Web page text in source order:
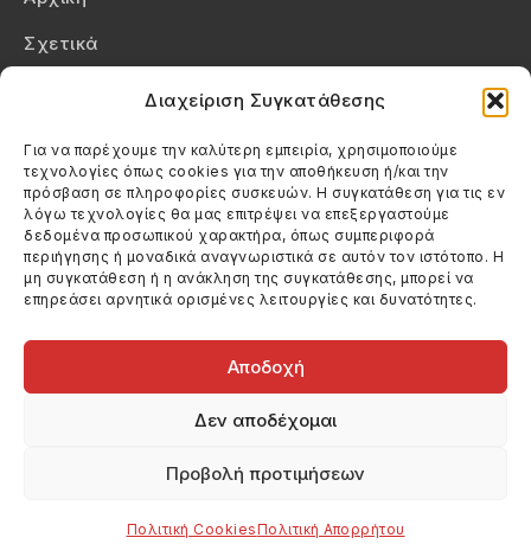
Διαχείριση Συγκατάθεσης
Για να παρέχουμε την καλύτερη εμπειρία, χρησιμοποιούμε
τεχνολογίες όπως cookies για την αποθήκευση ή/και την
πρόσβαση σε πληροφορίες συσκευών. Η συγκατάθεση για τις εν
λόγω τεχνολογίες θα μας επιτρέψει να επεξεργαστούμε
δεδομένα προσωπικού χαρακτήρα, όπως συμπεριφορά
περιήγησης ή μοναδικά αναγνωριστικά σε αυτόν τον ιστότοπο. Η
μη συγκατάθεση ή η ανάκληση της συγκατάθεσης, μπορεί να
επηρεάσει αρνητικά ορισμένες λειτουργίες και δυνατότητες.
Αποδοχή
Δεν αποδέχομαι
Προβολή προτιμήσεων
Πολιτική CookiesΠολιτική Απορρήτου
Σχετικά
Πολιτική Cookies (ΕΕ)
Στοιχεία Επικοινωνίας
Καλεσέ μας
(+30) 6974123481
Στείλε μας email
info@filmandtheater.gr
Copyright 2026 Filmandtheater / All rights reserved